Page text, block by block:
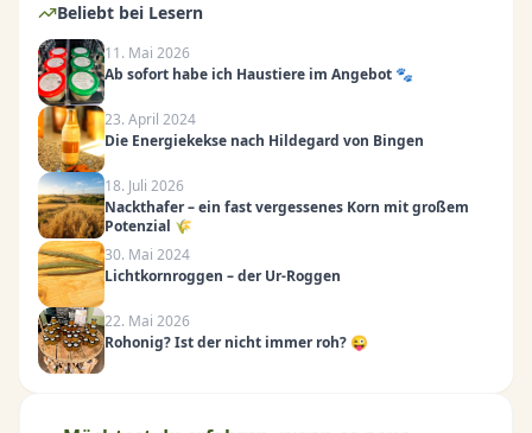
Beliebt bei Lesern
11. Mai 2026
Ab sofort habe ich Haustiere im Angebot 🐾
23. April 2024
Die Energiekekse nach Hildegard von Bingen
18. Juli 2026
Nackthafer – ein fast vergessenes Korn mit großem
Potenzial 🌾
30. Mai 2024
Lichtkornroggen – der Ur-Roggen
22. Mai 2026
Rohonig? Ist der nicht immer roh? 😜